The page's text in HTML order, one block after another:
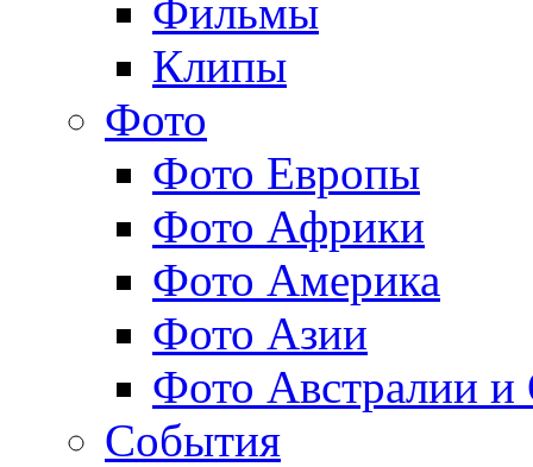
Фильмы
Клипы
Фото
Фото Европы
Фото Африки
Фото Америка
Фото Азии
Фото Австралии и
События